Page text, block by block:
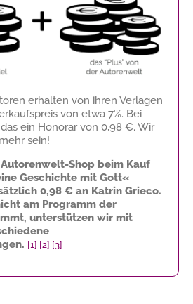
erhalten von ihren Verlagen
von etwa 7%. Bei
ein Honorar von 0,98 €. Wir
sein!
Shop beim Kauf
Geschichte mit Gott«
0,98 € an Katrin Grieco.
am Programm der
unterstützen wir mit
[1] [2] [3]